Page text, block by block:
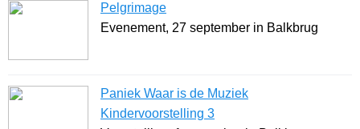
Pelgrimage
Evenement, 27 september in Balkbrug
Paniek Waar is de Muziek
Kindervoorstelling 3